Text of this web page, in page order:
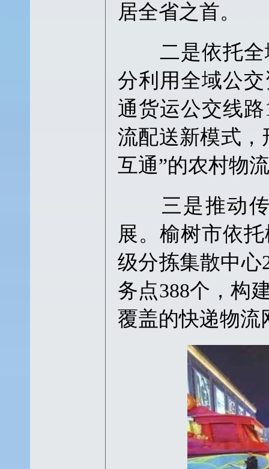
居全省之首。
二是依托全
分利用全域公
通货运公交线
流配送新模式，
互通”的农村物
三是推动传
展。榆树市依
级分拣集散中心
务点388个，构
覆盖的快递物流